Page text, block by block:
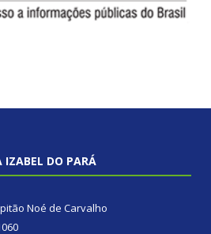
IZABEL DO PARÁ
Noé de Carvalho